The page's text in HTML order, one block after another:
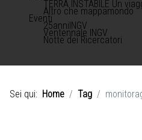
TERRA INSTABILE Un
Altro che mappamondo
Eventi
25anniINGV
Ventennale INGV
Notte dei Ricercatori
Sei qui: Home Tag